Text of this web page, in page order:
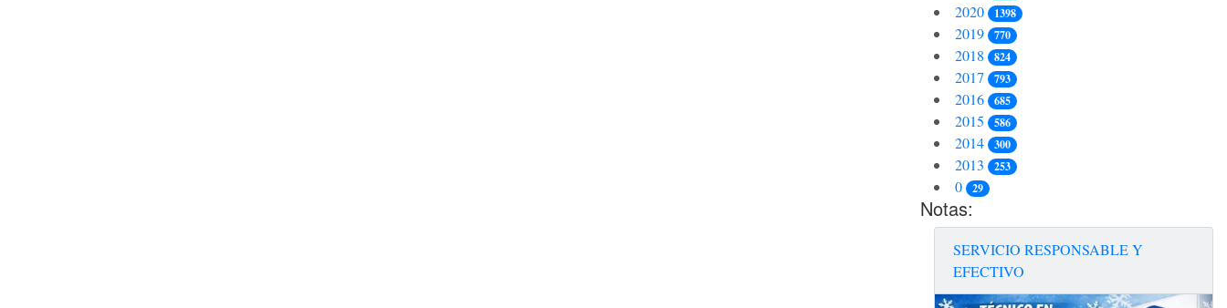
2020 1398
2019 770
2018 824
2017 793
2016 685
2015 586
2014 300
2013 253
0 29
Notas:
SERVICIO RESPONSABLE Y
EFECTIVO